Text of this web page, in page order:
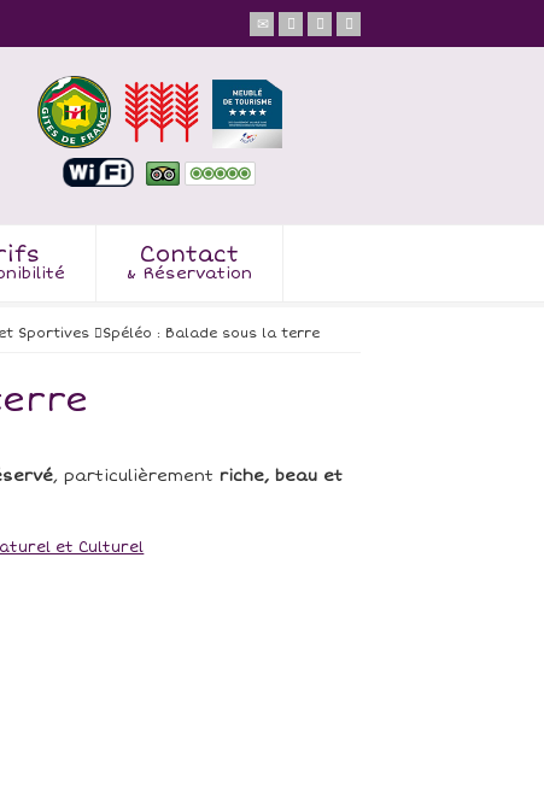
Contact
& Réservation
Sportives Spéléo : Balade sous la terre
, particulièrementriche, beau et
et Culturel